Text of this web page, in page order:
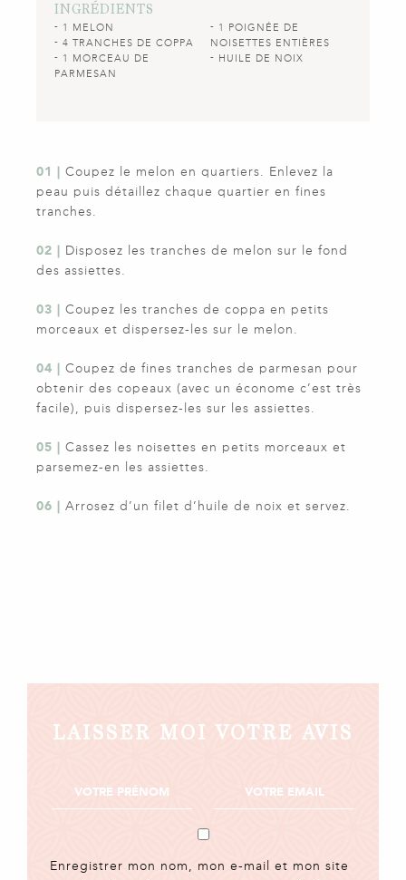
INGRÉDIENTS
1 MELON
4 TRANCHES DE COPPA
1 MORCEAU DE
PARMESAN
1 POIGNÉE DE
NOISETTES ENTIÈRES
HUILE DE NOIX
01 | Coupez le melon en quartiers. Enlevez la
peau puis détaillez chaque quartier en fines
tranches.
02 | Disposez les tranches de melon sur le fond
des assiettes.
03 | Coupez les tranches de coppa en petits
morceaux et dispersez-les sur le melon.
04 | Coupez de fines tranches de parmesan pour
obtenir des copeaux (avec un économe c’est très
facile), puis dispersez-les sur les assiettes.
05 | Cassez les noisettes en petits morceaux et
parsemez-en les assiettes.
06 | Arrosez d’un filet d’huile de noix et servez.
LAISSER MOI VOTRE AVIS
Enregistrer mon nom, mon e-mail et mon site